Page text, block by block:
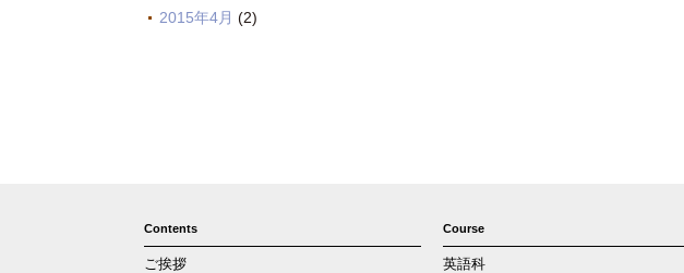
2015年4月 (2)
Contents
ご挨拶
Course
英語科